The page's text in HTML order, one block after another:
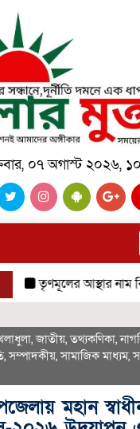
০৭ অগাস্ট ২০২৬,
তৃণমূলের আস্থার নাম বিএনপি
,জাতীয়,তথ্যকণিকা,
,সম্পাদকীয়,সামাজিক মাধ্যম,
মহান